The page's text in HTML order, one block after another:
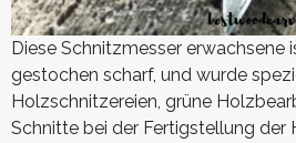
Diese Schnitzmesser erwachsene
gestochen scharf, und wurde
Holzschnitzereien, grüne
Schnitte bei der Fertigstellung der